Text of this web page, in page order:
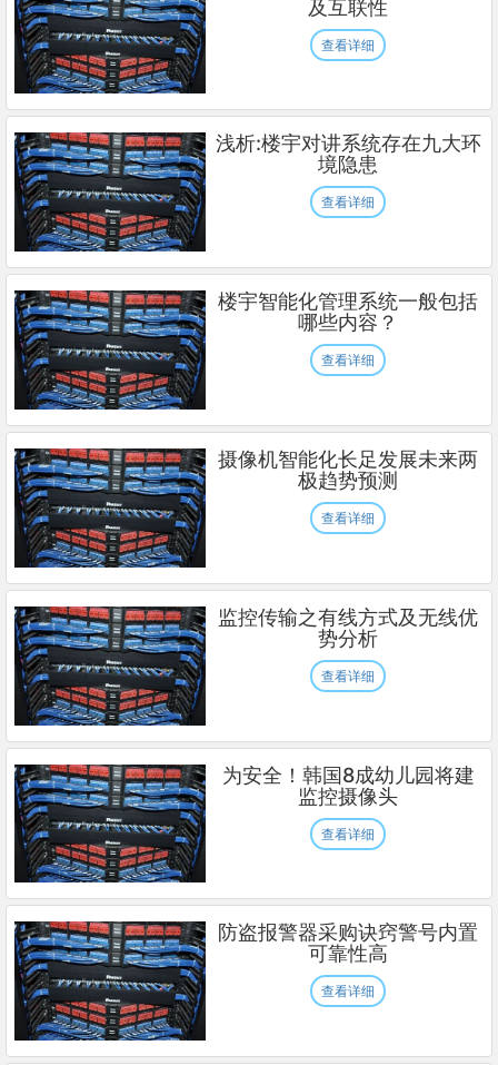
及互联性
查看详细
浅析:楼宇对讲系统存在九大环
境隐患
查看详细
楼宇智能化管理系统一般包括
哪些内容？
查看详细
摄像机智能化长足发展未来两
极趋势预测
查看详细
监控传输之有线方式及无线优
势分析
查看详细
为安全！韩国8成幼儿园将建
监控摄像头
查看详细
防盗报警器采购诀窍警号内置
可靠性高
查看详细